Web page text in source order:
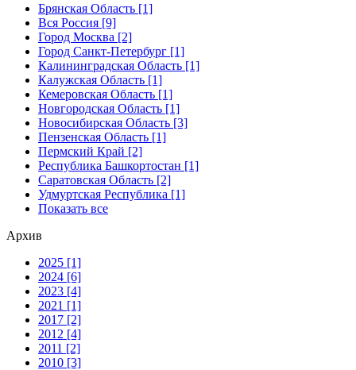
Брянская Область [1]
Вся Россия [9]
Город Москва [2]
Город Санкт-Петербург [1]
Калининградская Область [1]
Калужская Область [1]
Кемеровская Область [1]
Новгородская Область [1]
Новосибирская Область [3]
Пензенская Область [1]
Пермский Край [2]
Республика Башкортостан [1]
Саратовская Область [2]
Удмуртская Республика [1]
Показать все
Архив
2025 [1]
2024 [6]
2023 [4]
2021 [1]
2017 [2]
2012 [4]
2011 [2]
2010 [3]